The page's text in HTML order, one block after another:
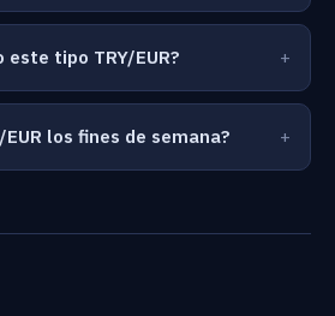
este tipo TRY/EUR?
los fines de semana?